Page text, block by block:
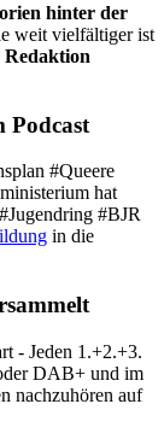
hinter der
weit vielfältiger ist
Redaktion
Podcast
#Queere
hat
#BJR
in die
- Jeden 1.+2.+3.
DAB+ und im
nachzuhören auf